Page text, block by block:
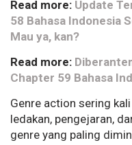
Read more: Update
58 Bahasa Indonesia
Mau ya, kan?
Read more:
Chapter 59 Bahasa
Genre action sering
ledakan, pengejaran,
genre yang paling